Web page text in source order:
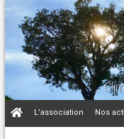
Aller
au
L’association Nos